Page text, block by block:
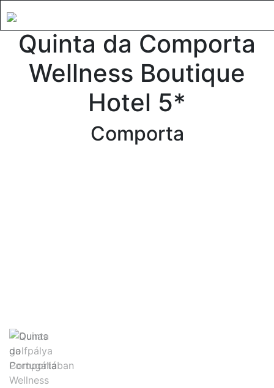
Quinta da Comporta
Wellness Boutique
Hotel 5*
Comporta